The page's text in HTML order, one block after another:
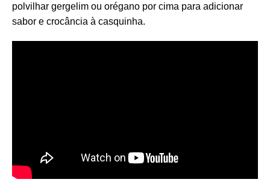
polvilhar gergelim ou orégano por cima para adicionar
sabor e crocância à casquinha.